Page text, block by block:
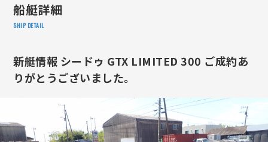
船艇詳細
SHIP DETAIL
新艇情報 シードゥ GTX LIMITED 300 ご成約あ
りがとうございました。